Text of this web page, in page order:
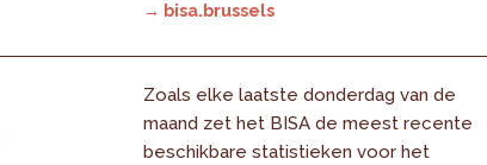
→ bisa.brussels
Zoals elke laatste donderdag van de
maand zet het BISA de meest recente
beschikbare statistieken voor het